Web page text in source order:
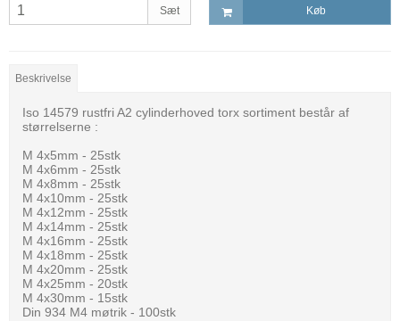
Sæt Køb
Beskrivelse
Iso 14579 rustfri A2 cylinderhoved torx sortiment består af
størrelserne :
M 4x5mm - 25stk
M 4x6mm - 25stk
M 4x8mm - 25stk
M 4x10mm - 25stk
M 4x12mm - 25stk
M 4x14mm - 25stk
M 4x16mm - 25stk
M 4x18mm - 25stk
M 4x20mm - 25stk
M 4x25mm - 20stk
M 4x30mm - 15stk
Din 934 M4 møtrik - 100stk